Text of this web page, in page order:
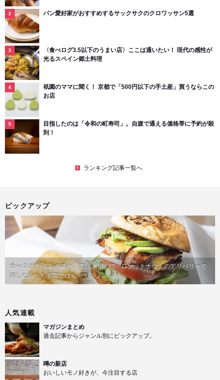
パン愛好家がおすすめするサックサクのクロワッサン5選
〈食べログ3.5以下のうまい店〉ここは通いたい！ 現代の感性が
光るスペイン郷土料理
祇園のママに聞く！ 京都で「500円以下の手土産」買うならこの
お店
目指したのは「令和の町寿司」。自腹で通える価格帯に予約が殺
到！
ランキング記事一覧へ
ピックアップ
食べログ 百名店の味が、並ばず届く!?「ロケットナウ」のデリバリーで
楽しむおうち名店ごはん PR
人気連載
マガジンまとめ
過去記事からジャンル別にピックアップ。
噂の新店
おいしいモノ好きが、今注目する店